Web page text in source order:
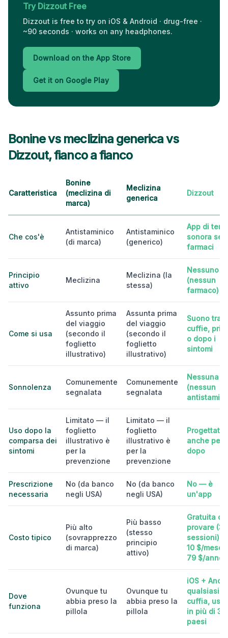
Try Dizzout Free
Dizzout is free to try on iOS & Android · drug-free ·
~90 seconds · works on any headphones.
Download on the App Store
Get it on Google Play
Bonine vs meclizina generica vs
Dizzout, fianco a fianco
Caratteristica
Bonine
(meclizina di
marca)
Meclizina
generica
Dizzout
Che cos'è
Antistaminico
(di marca)
Antistaminico
(generico)
App di
sonora
farmaci
Principio
attivo
Meclizina
Meclizina (la
stessa)
Nessuno
(nessun
farmaco)
Come si usa
Assunto prima
del viaggio
(secondo il
foglietto
illustrativo)
Assunta prima
del viaggio
(secondo il
foglietto
illustrativo)
Suono
cuffie,
o dopo i
sintomi
Sonnolenza
Comunemente
segnalata
Comunemente
segnalata
Nessuna
(nessun
Uso dopo la
comparsa dei
sintomi
Limitato — il
foglietto
illustrativo è
per la
prevenzione
Limitato — il
foglietto
illustrativo è
per la
prevenzione
Progettata
anche per
dopo
Prescrizione
necessaria
No (da banco
negli USA)
No (da banco
negli USA)
No — è
un'app
Costo tipico
Più alto
(sovrapprezzo
di marca)
Più basso
(stesso
principio
attivo)
Gratuita da
provare (3
sessioni),
10 $/mese
79 $/anno
Dove
funziona
Ovunque tu
abbia preso la
pillola
Ovunque tu
abbia preso la
pillola
iOS +
qualsiasi
cuffia,
in più di 30
paesi